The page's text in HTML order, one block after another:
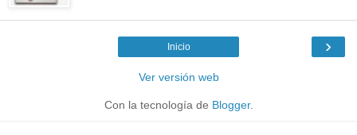
›
Inicio
Ver versión web
Con la tecnología de Blogger.